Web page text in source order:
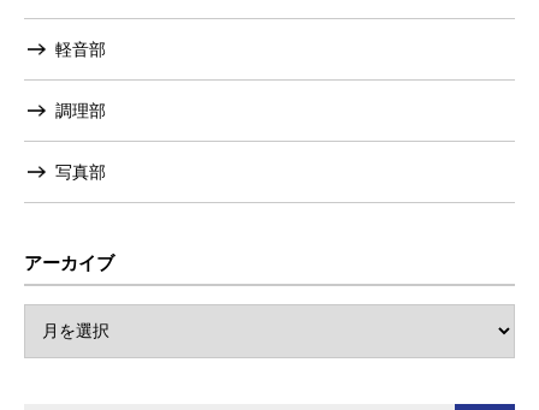
軽音部
調理部
写真部
アーカイブ